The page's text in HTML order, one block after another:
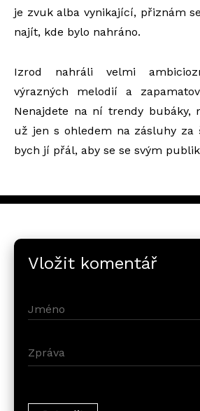
je zvuk alba vynikající, přiznám
najít, kde bylo nahráno.
Izrod nahráli velmi
výrazných melodií a
Nenajdete na ní trendy bubáky,
už jen s ohledem na zásluhy za
bych jí přál, aby se se svým
Vložit komentář